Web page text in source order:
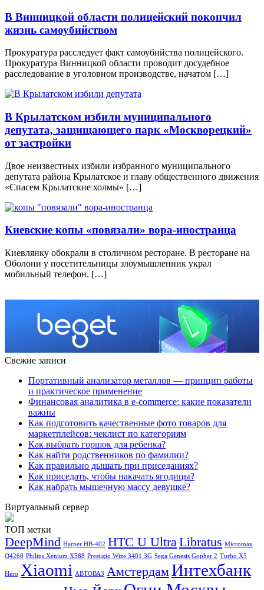
В Винницкой области полицейский покончил
жизнь самоубийством
Прокуратура расследует факт самоубийства полицейского.
Прокуратура Винницкой области проводит досудебное
расследование в уголовном производстве, начатом […]
В Крылатском избили муниципального
депутата, защищающего парк «Москворецкий»
от застройки
Двое неизвестных избили избранного муниципального
депутата района Крылатское и главу общественного движения
«Спасем Крылатские холмы» […]
Киевские копы «повязали» вора-иностранца
Киевлянку обокрали в столичном ресторане. В ресторане на
Оболони у посетительницы злоумышленник украл
мобильный телефон. […]
Свежие записи
Портативный анализатор металлов — принцип работы
и практическое применение
Финансовая аналитика в e-commerce: какие показатели
важны
Как подготовить качественные фото товаров для
маркетплейсов: чеклист по категориям
Как выбрать горшок для ребенка?
Как найти родственников по фамилии?
Как правильно дышать при приседаниях?
Как приседать, чтобы накачать ягодицы?
Как набрать мышечную массу девушке?
Виртуальный сервер
ТОП метки
DeepMind Harper HB-402 HTC U UltraLibratus Micromax
Q4260 Philips Xenium X588 Prestigio Wize 3401 3G Sega Genesis Gopher 2 Turbo X5
Hero Xiaomi АВТОВАЗ АмстердамИнтехбанк